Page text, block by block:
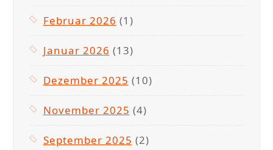
Februar 2026 (1)
Januar 2026 (13)
Dezember 2025 (10)
November 2025 (4)
September 2025 (2)